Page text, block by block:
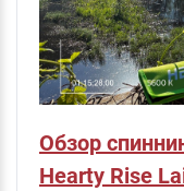
Обзор
Hearty Rise